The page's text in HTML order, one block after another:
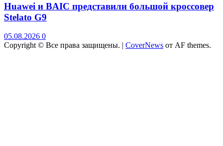
Huawei и BAIC представили большой кроссовер
Stelato G9
05.08.2026 0
Copyright © Все права защищены. | CoverNews от AF themes.